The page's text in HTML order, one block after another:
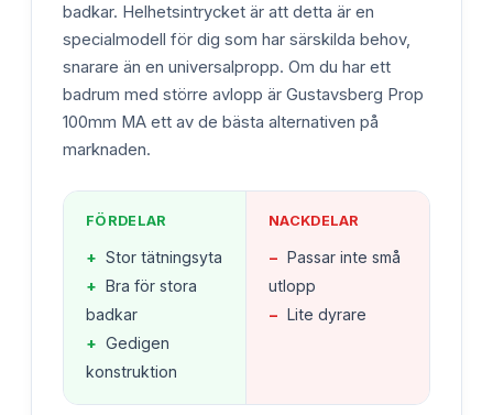
badkar. Helhetsintrycket är att detta är en
specialmodell för dig som har särskilda behov,
snarare än en universalpropp. Om du har ett
badrum med större avlopp är Gustavsberg Prop
100mm MA ett av de bästa alternativen på
marknaden.
FÖRDELAR
+ Stor tätningsyta
+ Bra för stora
badkar
+ Gedigen
konstruktion
NACKDELAR
− Passar inte små
utlopp
− Lite dyrare